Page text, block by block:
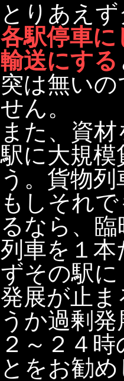
とりあえ
各駅停車
輸送にする
突は無い
せん。
また、資
駅に大規
う。貨物
もしそれ
るなら、
列車を１
ずその駅
発展が止
うか過剰
２～２４
とをお勧